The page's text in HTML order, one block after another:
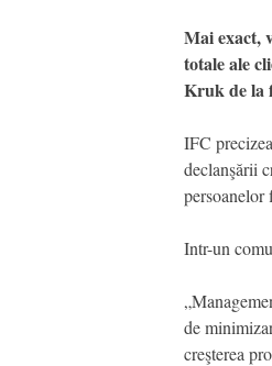
Mai exact,
totale ale
Kruk de la
IFC
declanşării
Intr-un
de
creşterea